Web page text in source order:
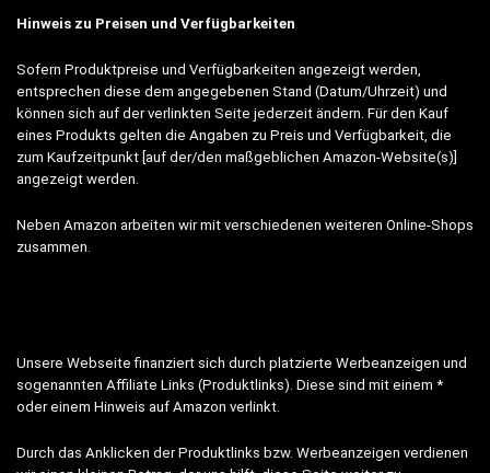
Hinweis zu Preisen und Verfügbarkeiten
Sofern Produktpreise und Verfügbarkeiten angezeigt werden,
entsprechen diese dem angegebenen Stand (Datum/Uhrzeit) und
können sich auf der verlinkten Seite jederzeit ändern. Für den Kauf
eines Produkts gelten die Angaben zu Preis und Verfügbarkeit, die
zum Kaufzeitpunkt [auf der/den maßgeblichen Amazon-Website(s)]
angezeigt werden.
Neben Amazon arbeiten wir mit verschiedenen weiteren Online-Shops
zusammen.
Unsere Webseite finanziert sich durch platzierte Werbeanzeigen und
sogenannten Affiliate Links (Produktlinks). Diese sind mit einem *
oder einem Hinweis auf Amazon verlinkt.
Durch das Anklicken der Produktlinks bzw. Werbeanzeigen verdienen